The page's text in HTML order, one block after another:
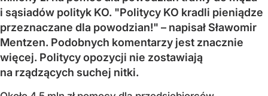
i sąsiadów polityk KO. "Politycy KO kradli pieniądze
przeznaczane dla powodzian!" – napisał Sławomir
Mentzen. Podobnych komentarzy jest znacznie
więcej. Politycy opozycji nie zostawiają
na rządzących suchej nitki.